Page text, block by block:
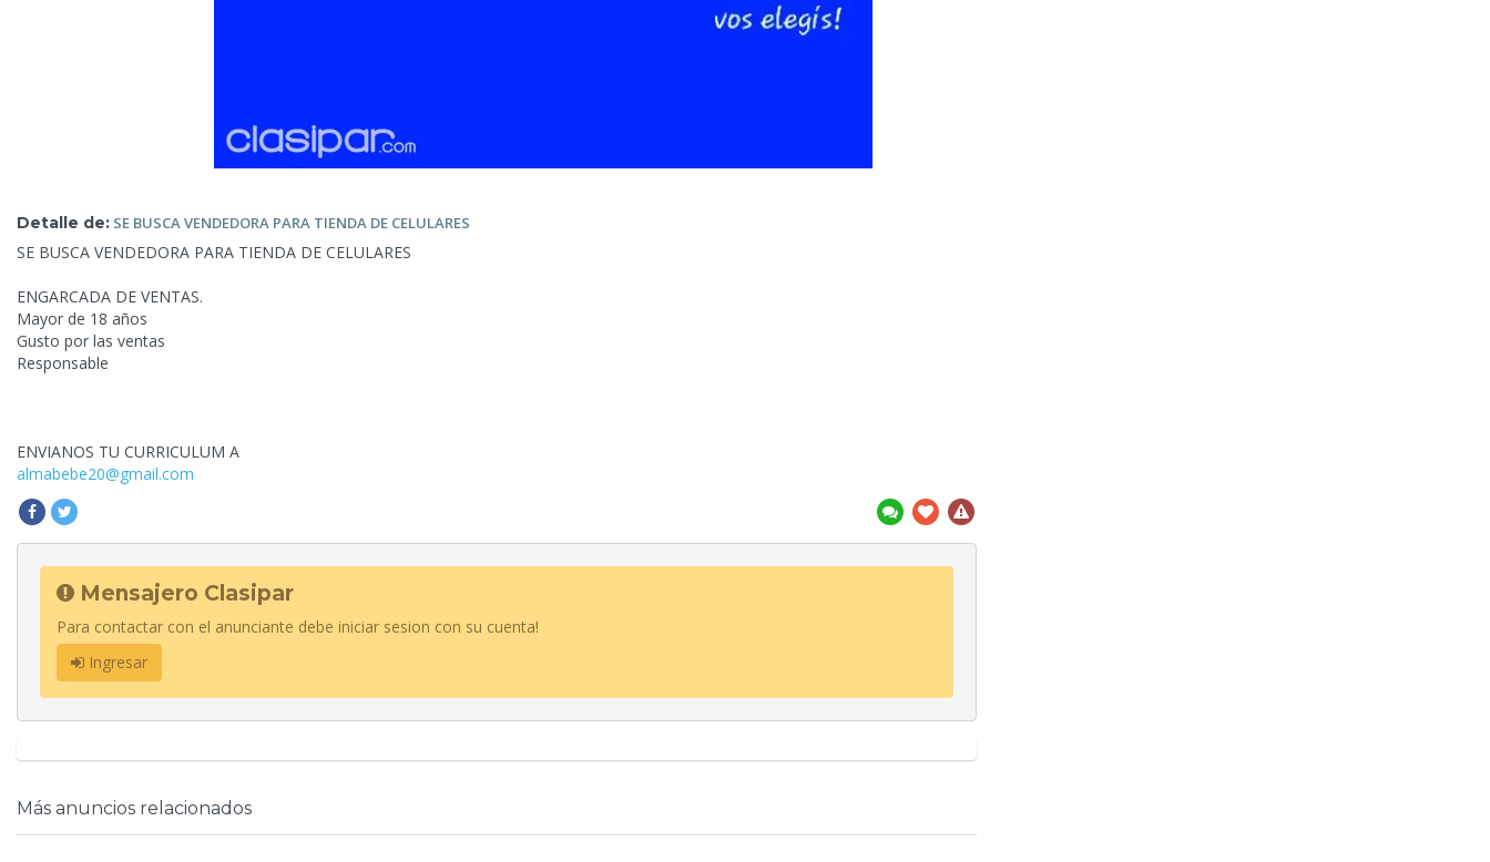
Detalle de: SE BUSCA VENDEDORA PARA TIENDA DE CELULARES
SE BUSCA VENDEDORA PARA TIENDA DE CELULARES
ENGARCADA DE VENTAS.
Mayor de 18 años
Gusto por las ventas
Responsable
ENVIANOS TU CURRICULUM A
almabebe20@gmail.com
Mensajero Clasipar
Para contactar con el anunciante debe iniciar sesion con su cuenta!
Ingresar
Más anuncios relacionados